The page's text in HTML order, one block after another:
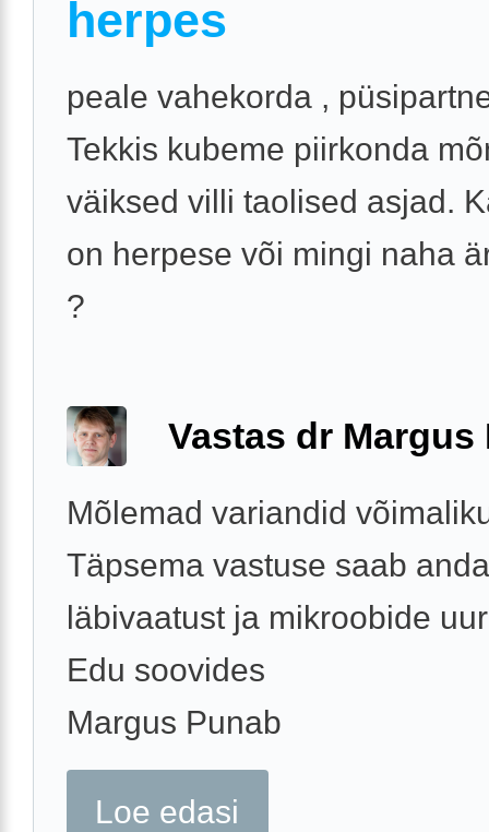
herpes
peale vahekorda ,
Tekkis kubeme piirkonda
väiksed villi taolised asjad.
on herpese või mingi naha
?
Vastas dr Margus
Mõlemad variandid
Täpsema vastuse saab
läbivaatust ja mikroobide
Edu soovides
Margus Punab
Loe edasi